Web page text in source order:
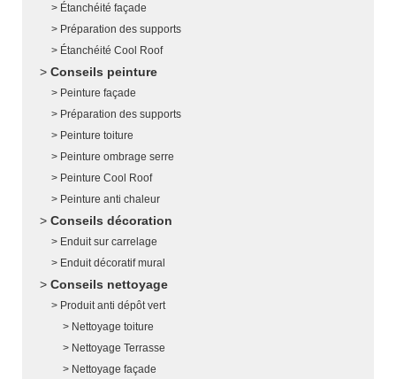
Étanchéité façade
Préparation des supports
Étanchéité Cool Roof
Conseils peinture
Peinture façade
Préparation des supports
Peinture toiture
Peinture ombrage serre
Peinture Cool Roof
Peinture anti chaleur
Conseils décoration
Enduit sur carrelage
Enduit décoratif mural
Conseils nettoyage
Produit anti dépôt vert
Nettoyage toiture
Nettoyage Terrasse
Nettoyage façade